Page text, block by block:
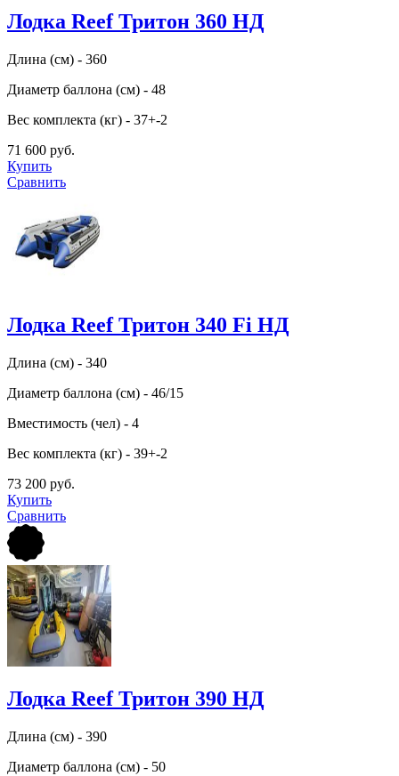
Лодка Reef Тритон 360 НД
Длина (см) - 360
Диаметр баллона (см) - 48
Вес комплекта (кг) - 37+-2
71 600 руб.
Купить
Сравнить
Лодка Reef Тритон 340 Fi НД
Длина (см) - 340
Диаметр баллона (см) - 46/15
Вместимость (чел) - 4
Вес комплекта (кг) - 39+-2
73 200 руб.
Купить
Сравнить
Лодка Reef Тритон 390 НД
Длина (см) - 390
Диаметр баллона (см) - 50